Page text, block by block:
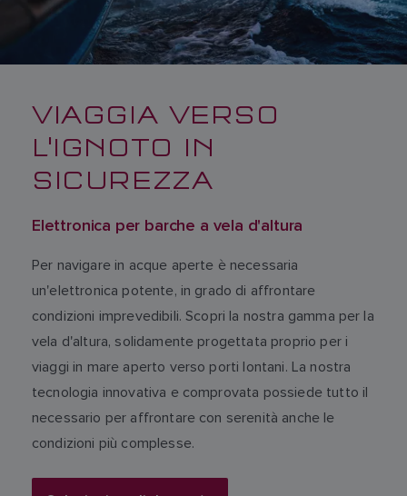
VIAGGIA VERSO
L'IGNOTO IN
SICUREZZA
Elettronica per barche a vela d'altura
Per navigare in acque aperte è necessaria
un'elettronica potente, in grado di affrontare
condizioni imprevedibili. Scopri la nostra gamma per la
vela d'altura, solidamente progettata proprio per i
viaggi in mare aperto verso porti lontani. La nostra
tecnologia innovativa e comprovata possiede tutto il
necessario per affrontare con serenità anche le
condizioni più complesse.